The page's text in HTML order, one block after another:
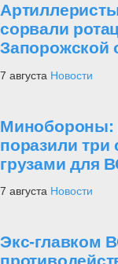
сорвали
Запорожской
7 августа Новости
Минобороны:
поразили три
грузами для
7 августа Новости
Экс-главком